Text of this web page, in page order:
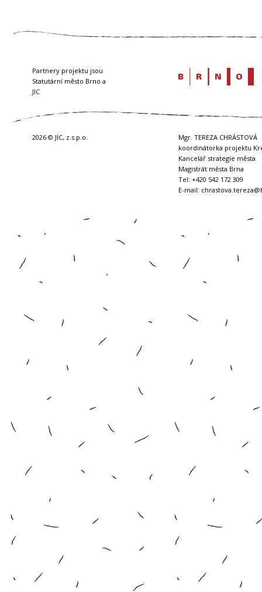
Partnery projektu jsou
Statutární město Brno a
JIC
2026 © JIC, z.s.p.o.
Mgr. TEREZA CHRÁSTOVÁ
koordinátorka projektu
Kancelář strategie města
Magistrát města Brna
Tel: +420 542 172 309
E-mail: